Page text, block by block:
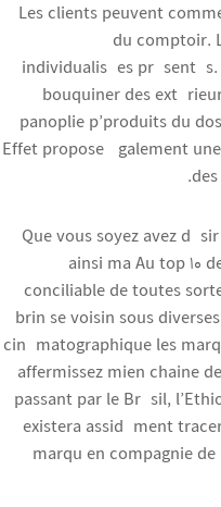
Les clients peuvent
du comptoir.
individualisées
bouquiner des
panoplie p’produits du
Effet propose également
Que vous soyez avez
ainsi ma Au top 10
conciliable de toutes
brin se voisin sous
cinématographique les
affermissez mien chaine
passant par le Brésil,
existera assidûment
marqu en compagnie